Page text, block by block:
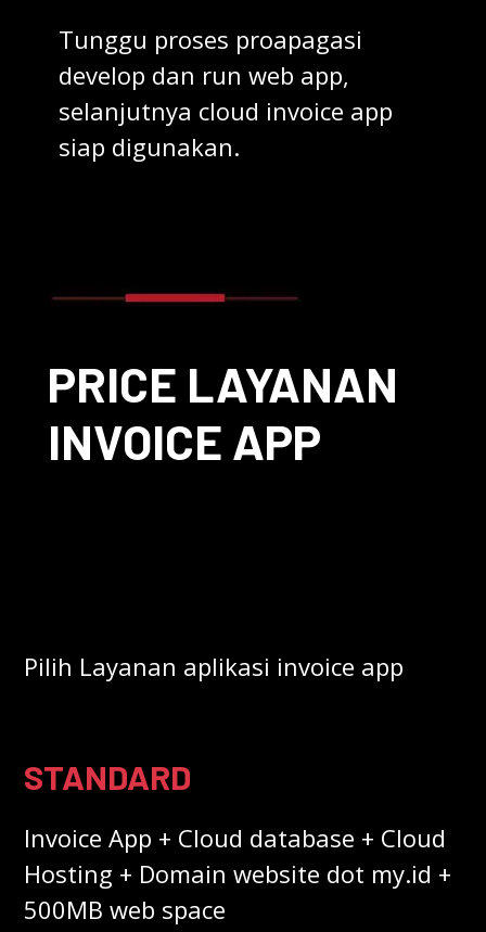
Tunggu proses proapagasi
develop dan run web app,
selanjutnya cloud invoice app
siap digunakan.
PRICE LAYANAN
INVOICE APP
Pilih Layanan aplikasi invoice app
STANDARD
Invoice App + Cloud database + Cloud
Hosting + Domain website dot my.id +
500MB web space